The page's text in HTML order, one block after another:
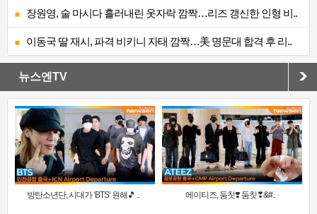
장원영, 술 마시다 흘러내린 옷자락 깜짝…리즈 갱신한 인형 비..
이동국 딸 재시, 파격 비키니 자태 깜짝…美 명문대 합격 후 리..
뉴스엔TV
방탄소년단, 시대가 ‘BTS’ 원해🎵 .. 에이티즈, 둠칫❣️ 둠칫❣&#..